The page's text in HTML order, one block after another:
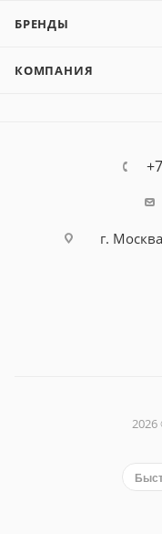
БРЕНДЫ
КОМПАНИЯ
г.